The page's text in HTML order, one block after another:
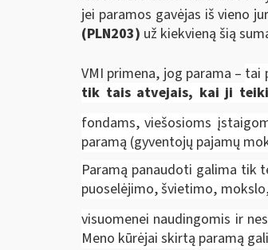
jei paramos gavėjas iš vieno
(PLN203) už kiekvieną šią
VMI primena, jog parama – tai
tik tais atvejais, kai ji
fondams, viešosioms
paramą (gyventojų pajamų
Paramą panaudoti galima tik
puoselėjimo, švietimo,
visuomenei naudingomis ir
Meno kūrėjai skirtą paramą